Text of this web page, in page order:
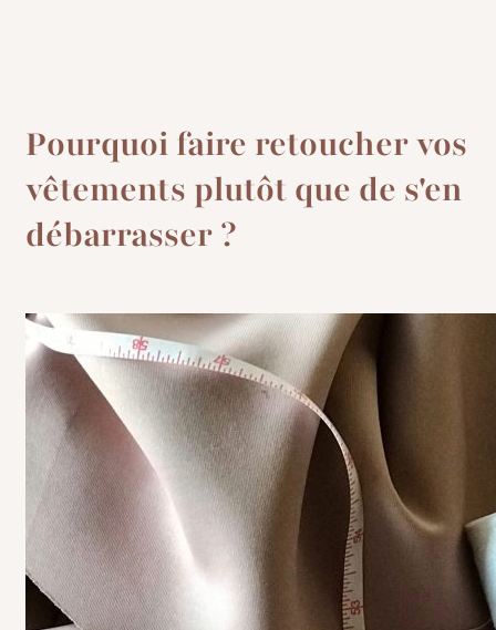
Pourquoi faire retoucher vos
vêtements plutôt que de s'en
débarrasser ?